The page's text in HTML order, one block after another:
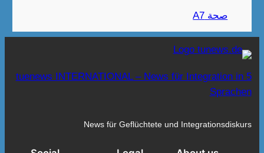
صحة A7
tuenews INTERNATIONAL – News für Integration in 5
Sprachen
News für Geflüchtete und Integrationsdiskurs